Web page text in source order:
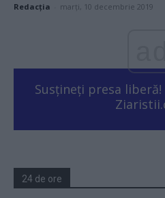
Redacţia marți, 10 decembrie 2019
Susțineți presa
24 de ore